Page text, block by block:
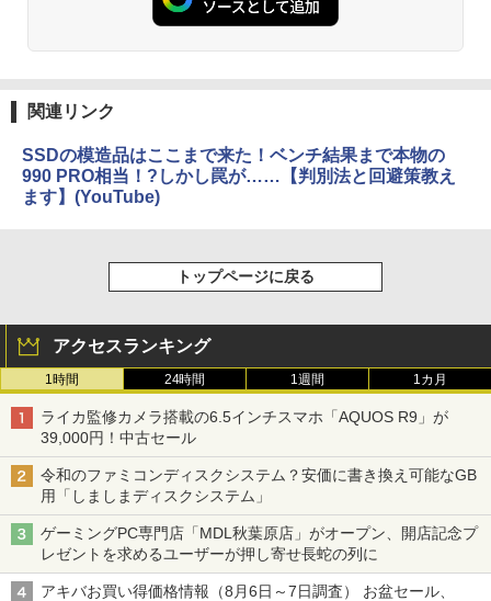
関連リンク
SSDの模造品はここまで来た！ベンチ結果まで本物の
990 PRO相当！?しかし罠が……【判別法と回避策教え
ます】(YouTube)
トップページに戻る
アクセスランキング
1時間 24時間 1週間 1カ月
ライカ監修カメラ搭載の6.5インチスマホ「AQUOS R9」が
39,000円！中古セール
令和のファミコンディスクシステム？安価に書き換え可能なGB
用「しましまディスクシステム」
ゲーミングPC専門店「MDL秋葉原店」がオープン、開店記念プ
レゼントを求めるユーザーが押し寄せ長蛇の列に
アキバお買い得価格情報（8月6日～7日調査） お盆セール、